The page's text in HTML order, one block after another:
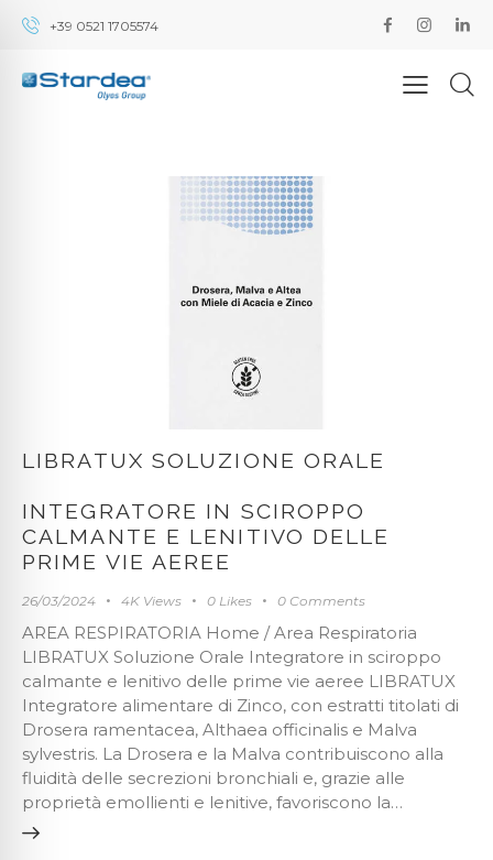
+39 0521 1705574
LIBRATUX SOLUZIONE ORALE
INTEGRATORE IN SCIROPPO
CALMANTE E LENITIVO DELLE
PRIME VIE AEREE
26/03/2024 4K Views 0 Likes 0 Comments
AREA RESPIRATORIA Home / Area Respiratoria
LIBRATUX Soluzione Orale Integratore in sciroppo
calmante e lenitivo delle prime vie aeree LIBRATUX
Integratore alimentare di Zinco, con estratti titolati di
Drosera ramentacea, Althaea officinalis e Malva
sylvestris. La Drosera e la Malva contribuiscono alla
fluidità delle secrezioni bronchiali e, grazie alle
proprietà emollienti e lenitive, favoriscono la…